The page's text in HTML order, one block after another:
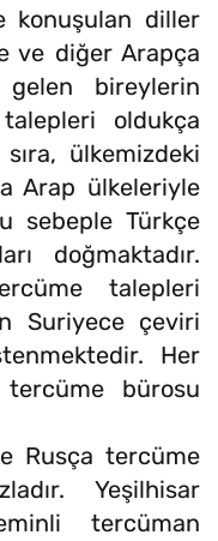
konuşulan diller
ve diğer Arapça
gelen bireylerin
oldukça
ülkemizdeki
Arap ülkeleriyle
sebeple Türkçe
doğmaktadır.
talepleri
Suriyece çeviri
Her
bürosu
Rusça tercüme
Yeşilhisar
tercüman